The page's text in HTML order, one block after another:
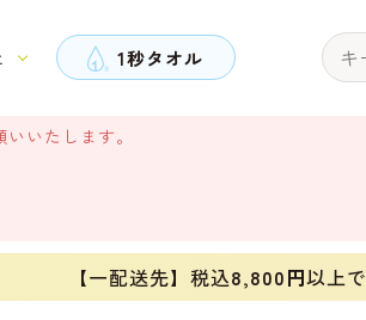
1秒タオル
いたします。
【一配送先】税込8,800円以上で